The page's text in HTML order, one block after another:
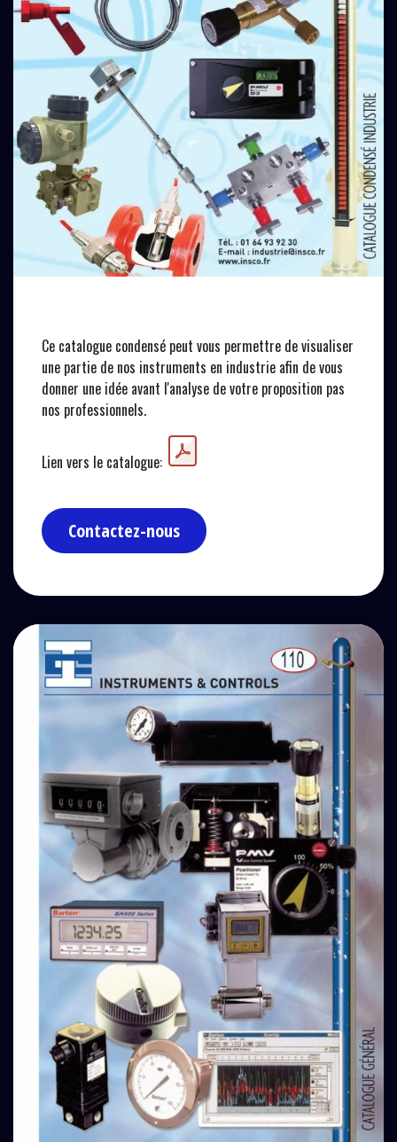
Ce catalogue condensé peut vous permettre de visualiser
une partie de nos instruments en industrie afin de vous
donner une idée avant l'analyse de votre proposition pas
nos professionnels.
Lien vers le catalogue:
Contactez-nous​​​​​​​​​​